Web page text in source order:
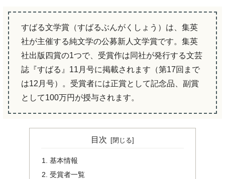
すばる文学賞（すばるぶんがくしょう）は、集英
社が主催する純文学の公募新人文学賞です。集英
社出版四賞の1つで、受賞作は同社が発行する文芸
誌『すばる』11月号に掲載されます（第17回まで
は12月号）。受賞者には正賞として記念品、副賞
として100万円が授与されます。
目次
基本情報
受賞者一覧